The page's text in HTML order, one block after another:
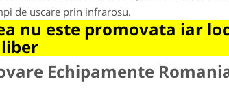
de uscare prin infrarosu.
nu este promovata iar
liber
Echipamente